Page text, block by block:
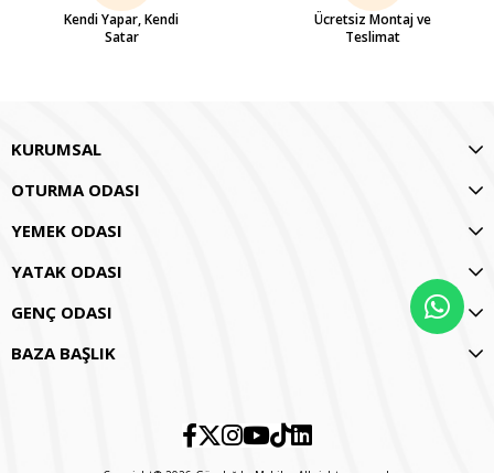
Kendi Yapar, Kendi
Satar
Ücretsiz Montaj ve
Teslimat
KURUMSAL
OTURMA ODASI
YEMEK ODASI
YATAK ODASI
GENÇ ODASI
BAZA BAŞLIK